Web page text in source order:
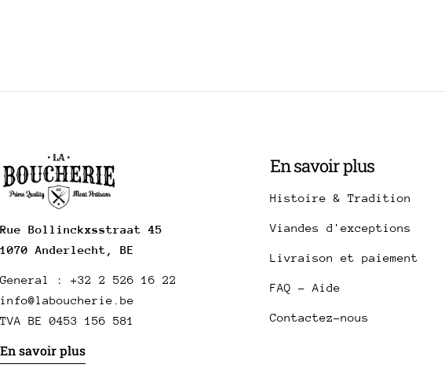
Rue Bollinckxsstraat 45
1070 Anderlecht, BE
General : +32 2 526 16 22
info@laboucherie.be
TVA BE 0453 156 581
En savoir plus
En savoir plus
Histoire & Tradition
Viandes d'exceptions
Livraison et paiement
FAQ - Aide
Contactez-nous